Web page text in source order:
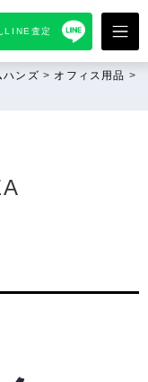
LINE査定
ハンズ > オフィス用品 >